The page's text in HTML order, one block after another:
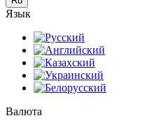
Язык
Валюта